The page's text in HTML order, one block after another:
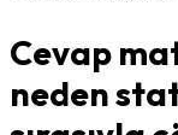
Cevap
neden